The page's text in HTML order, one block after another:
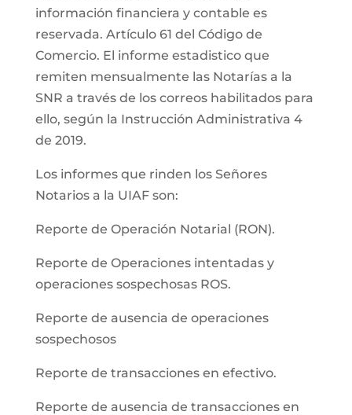
información financiera y contable es
reservada. Artículo 61 del Código de
Comercio. El informe estadistico que
remiten mensualmente las Notarías a la
SNR a través de los correos habilitados para
ello, según la Instrucción Administrativa 4
de 2019.
Los informes que rinden los Señores
Notarios a la UIAF son:
Reporte de Operación Notarial (RON).
Reporte de Operaciones intentadas y
operaciones sospechosas ROS.
Reporte de ausencia de operaciones
sospechosos
Reporte de transacciones en efectivo.
Reporte de ausencia de transacciones en